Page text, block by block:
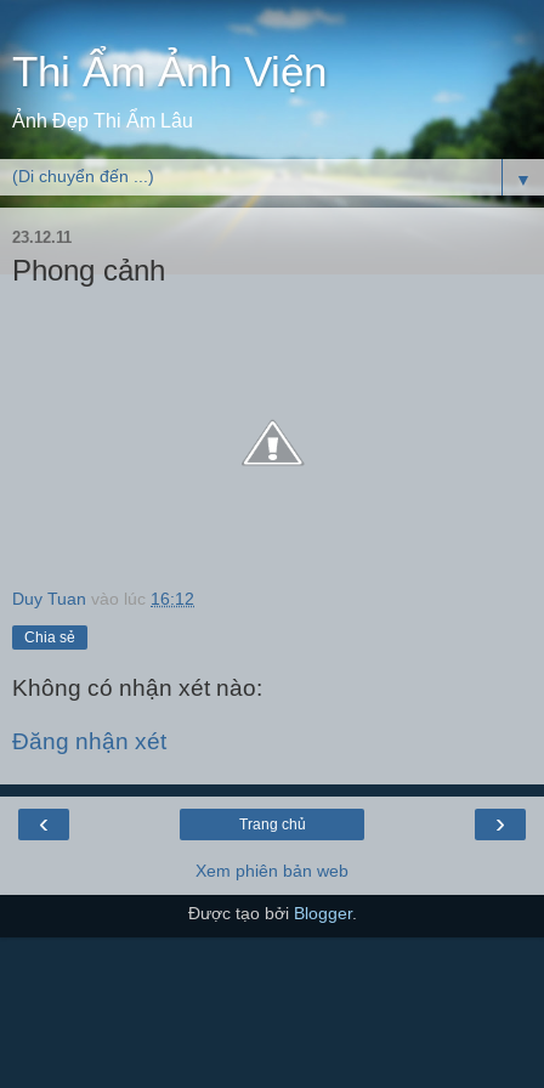
Thi Ẩm Ảnh Viện
Ảnh Đẹp Thi Ẩm Lâu
▼
23.12.11
Phong cảnh
Duy Tuan vào lúc 16:12
Chia sẻ
Không có nhận xét nào:
Đăng nhận xét
‹ ›
Trang chủ
Xem phiên bản web
Được tạo bởi Blogger.